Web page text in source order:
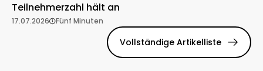
Teilnehmerzahl hält an
17.07.2026 Fünf Minuten
Vollständige Artikelliste